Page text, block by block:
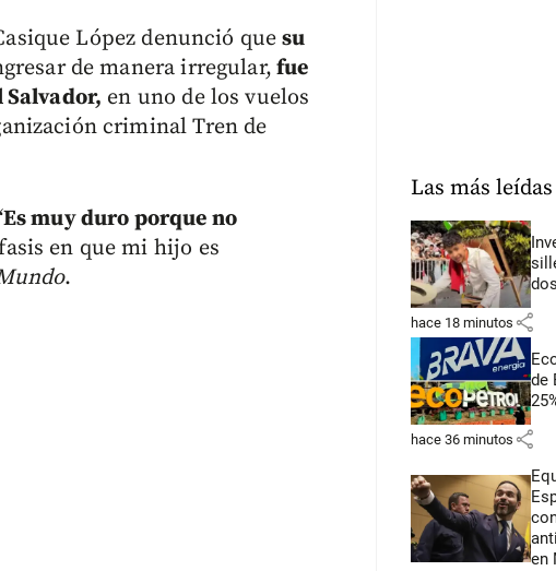
López denunció quesu
de manera irregular, fue
Salvador, en uno de los vuelos
criminal Tren de
Es muy duro porque no
en que mi hijo es
.
Las más leídas
hace 18 minutos share
de
hace 36 minutos share
en